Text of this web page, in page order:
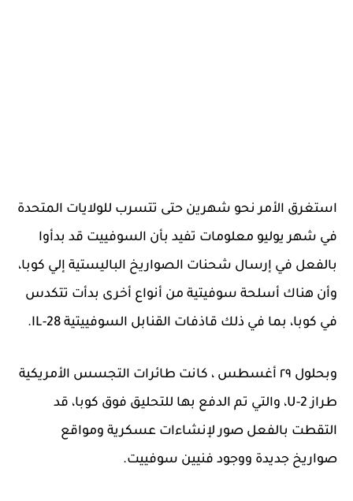
استغرق الأمر نحو شهرين حتى تتسرب للولايات المتحدة
في شهر يوليو معلومات تفيد بأن السوفييت قد بدأوا
بالفعل في إرسال شحنات الصواريخ الباليستية إلي كوبا،
وأن هناك أسلحة سوفيتية من أنواع أخرى بدأت تتكدس
في كوبا، بما في ذلك قاذفات القنابل السوفييتية IL-28.
وبحلول ٢٩ أغسطس ، كانت طائرات التجسس الأمريكية
طراز U-2، والتي تم الدفع بها للتحليق فوق كوبا، قد
التقطت بالفعل صور لإنشاءات عسكرية ومواقع
صواريخ جديدة ووجود فنيين سوفييت.